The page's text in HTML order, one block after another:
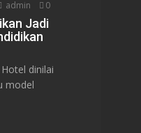
admin 0
Jadi
dinilai
model